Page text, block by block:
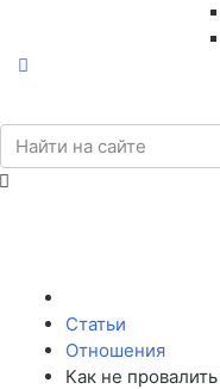
Статьи
Отношения
Как не